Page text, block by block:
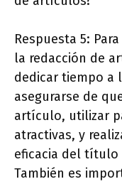
Respuesta 5:
la redacción de
dedicar tiempo a
asegurarse de
artículo, utilizar
atractivas, y
eficacia del título
También es